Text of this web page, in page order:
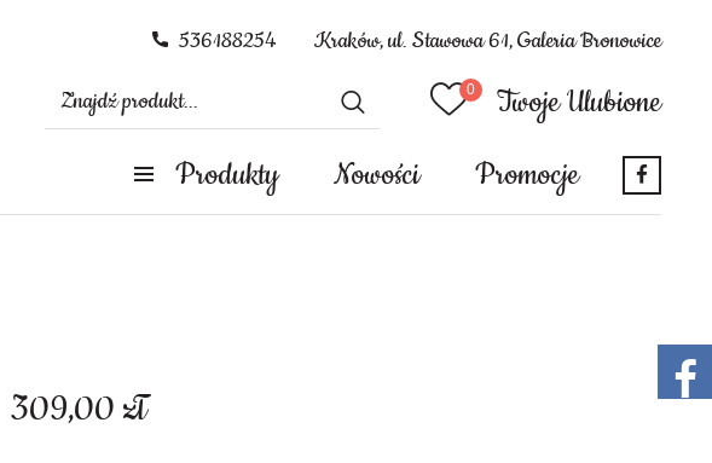
Kraków, ul. Stawowa 61, Galeria Bronowice
536188254
Twoje Ulubione
Produkty
Nowości Promocje
309,00 zł